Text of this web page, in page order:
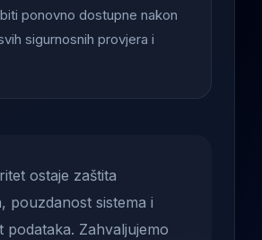
ponovno dostupne nakon
sigurnosnih provjera i
ostaje zaštita
pouzdanost sistema i
podataka. Zahvaljujemo